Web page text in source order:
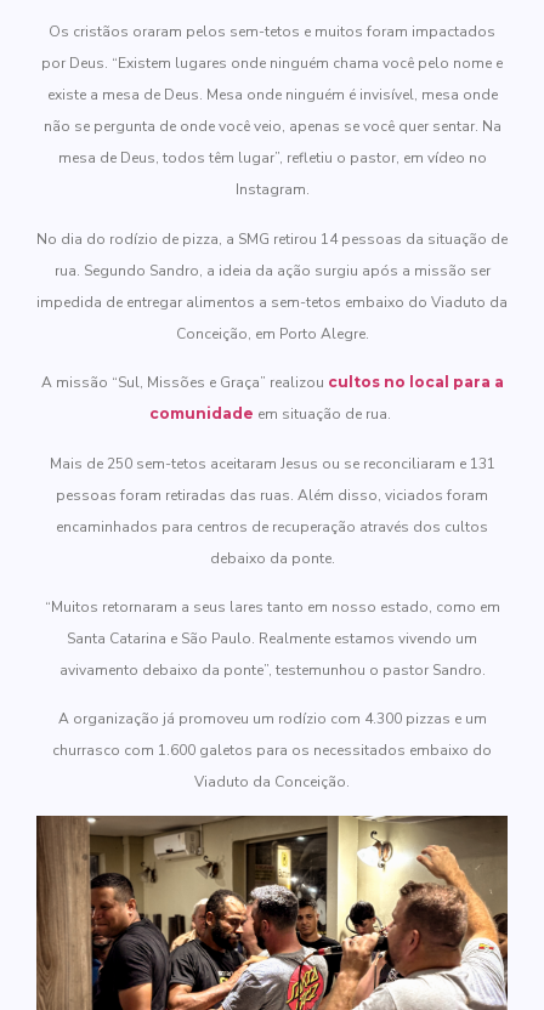
Os cristãos oraram pelos sem-tetos e muitos foram impactados
por Deus. “Existem lugares onde ninguém chama você pelo nome e
existe a mesa de Deus. Mesa onde ninguém é invisível, mesa onde
não se pergunta de onde você veio, apenas se você quer sentar. Na
mesa de Deus, todos têm lugar”, refletiu o pastor, em vídeo no
Instagram.
No dia do rodízio de pizza, a SMG retirou 14 pessoas da situação de
rua. Segundo Sandro, a ideia da ação surgiu após a missão ser
impedida de entregar alimentos a sem-tetos embaixo do Viaduto da
Conceição, em Porto Alegre.
A missão “Sul, Missões e Graça” realizou cultos no local para a
comunidade em situação de rua.
Mais de 250 sem-tetos aceitaram Jesus ou se reconciliaram e 131
pessoas foram retiradas das ruas. Além disso, viciados foram
encaminhados para centros de recuperação através dos cultos
debaixo da ponte.
“Muitos retornaram a seus lares tanto em nosso estado, como em
Santa Catarina e São Paulo. Realmente estamos vivendo um
avivamento debaixo da ponte”, testemunhou o pastor Sandro.
A organização já promoveu um rodízio com 4.300 pizzas e um
churrasco com 1.600 galetos para os necessitados embaixo do
Viaduto da Conceição.